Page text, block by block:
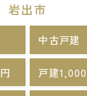
岩出市
中古戸建
戸建